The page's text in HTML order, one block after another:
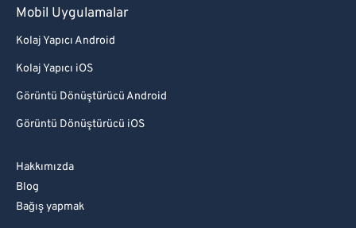
Mobil Uygulamalar
Kolaj Yapıcı Android
Kolaj Yapıcı iOS
Görüntü Dönüştürücü Android
Görüntü Dönüştürücü iOS
Hakkımızda
Blog
Bağış yapmak